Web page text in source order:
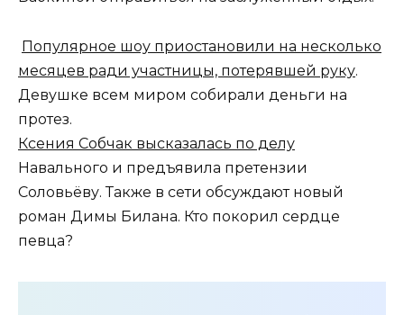
Популярное шоу приостановили на несколько
месяцев ради участницы, потерявшей руку.
Девушке всем миром собирали деньги на
протез.
Ксения Собчак высказалась по делу
Навального и предъявила претензии
Соловьёву. Также в сети обсуждают новый
роман Димы Билана. Кто покорил сердце
певца?